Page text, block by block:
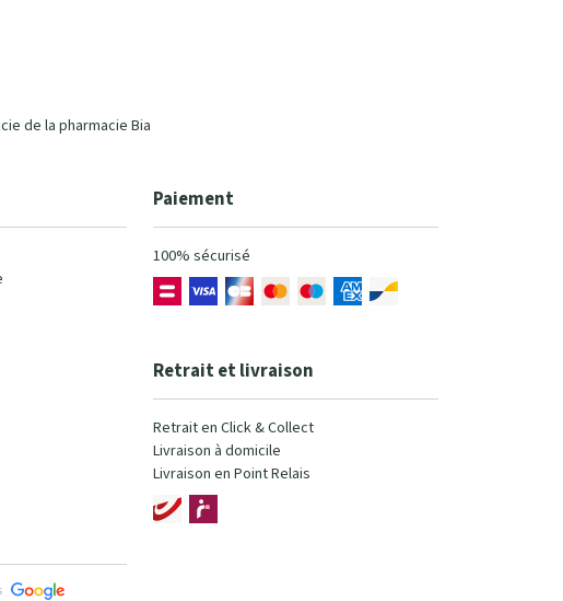
de la pharmacie Bia
Paiement
100% sécurisé
Retrait et livraison
Retrait en Click & Collect
Livraison à domicile
Livraison en Point Relais